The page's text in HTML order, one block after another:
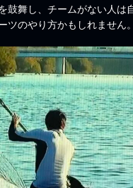
鼓舞し、チームがない人は
ツのやり方かもしれません。